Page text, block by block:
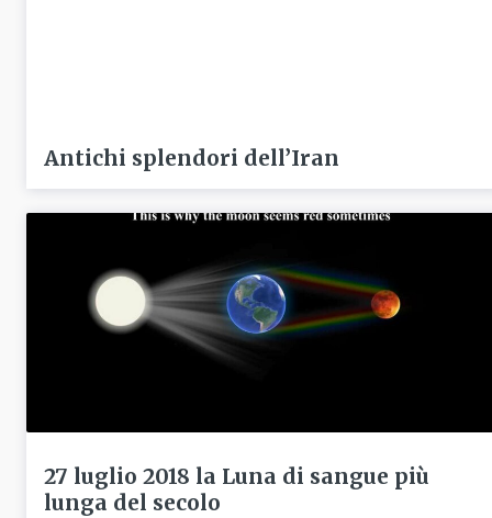
Antichi splendori dell’Iran
27 luglio 2018 la Luna di sangue più
lunga del secolo